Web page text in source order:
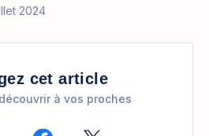
2024
cet article
à vos proches